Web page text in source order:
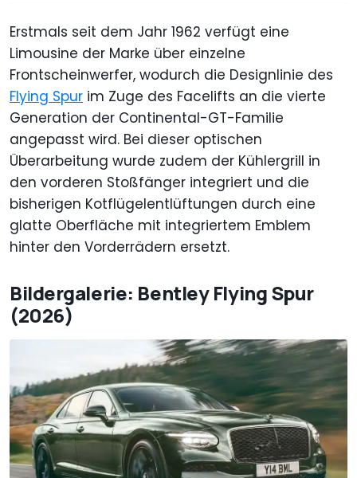
Erstmals seit dem Jahr 1962 verfügt eine
Limousine der Marke über einzelne
Frontscheinwerfer, wodurch die Designlinie des
Flying Spur im Zuge des Facelifts an die vierte
Generation der Continental-GT-Familie
angepasst wird. Bei dieser optischen
Überarbeitung wurde zudem der Kühlergrill in
den vorderen Stoßfänger integriert und die
bisherigen Kotflügelentlüftungen durch eine
glatte Oberfläche mit integriertem Emblem
hinter den Vorderrädern ersetzt.
Bildergalerie: Bentley Flying Spur
(2026)